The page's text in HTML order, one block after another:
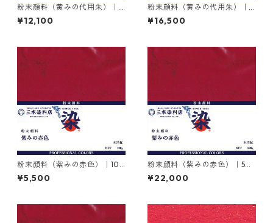
粉末顔料（黄みの代用朱）｜5
00g｜代用朱黄口｜紅型用途
¥12,100
粉末顔料（黄みの代用朱）｜1k
g｜代用朱黄口｜紅型用途
¥16,500
粉末顔料（紫みの赤色）｜100
g｜本洋紅｜紅型用途
¥5,500
粉末顔料（紫みの赤色）｜50
0g｜本洋紅｜紅型用途
¥22,000